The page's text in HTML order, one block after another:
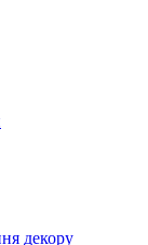
декору